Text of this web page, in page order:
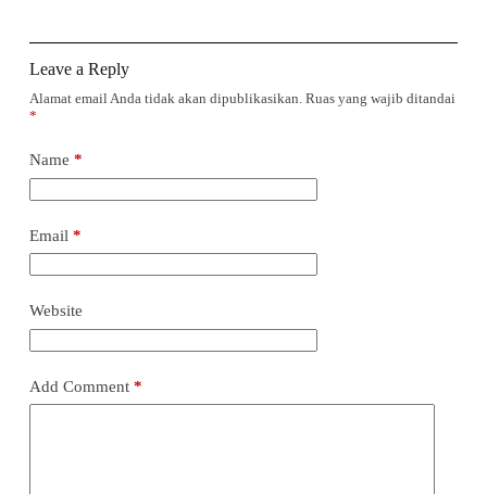
Leave a Reply
Alamat email Anda tidak akan dipublikasikan. Ruas yang wajib ditandai
*
Name *
Email *
Website
Add Comment*